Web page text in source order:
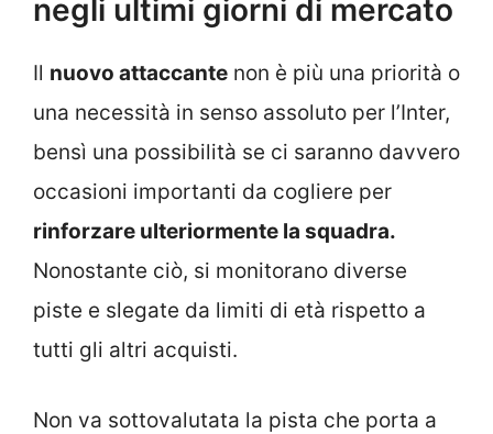
negli ultimi giorni di mercato
Il nuovo attaccante non è più una priorità o
una necessità in senso assoluto per l’Inter,
bensì una possibilità se ci saranno davvero
occasioni importanti da cogliere per
rinforzare ulteriormente la squadra.
Nonostante ciò, si monitorano diverse
piste e slegate da limiti di età rispetto a
tutti gli altri acquisti.
Non va sottovalutata la pista che porta a